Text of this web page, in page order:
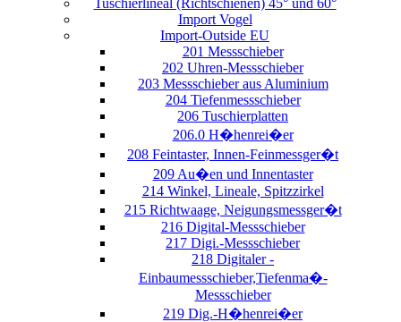
Import Vogel
Import-Outside EU
201 Messschieber
202 Uhren-Messschieber
203 Messschieber aus Aluminium
204 Tiefenmessschieber
206 Tuschierplatten
206.0 H�henrei�er
208 Feintaster, Innen-Feinmessger�t
209 Au�en und Innentaster
214 Winkel, Lineale, Spitzzirkel
215 Richtwaage, Neigungsmessger�t
216 Digital-Messschieber
217 Digi.-Messschieber
218 Digitaler -
Einbaumessschieber,Tiefenma�-
Messschieber
219 Dig.-H�henrei�er